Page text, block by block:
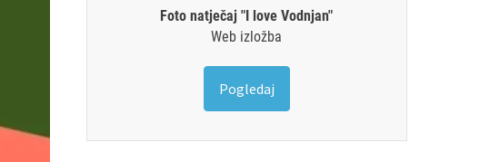
Foto natječaj "I love Vodnjan"
Web izložba
Pogledaj